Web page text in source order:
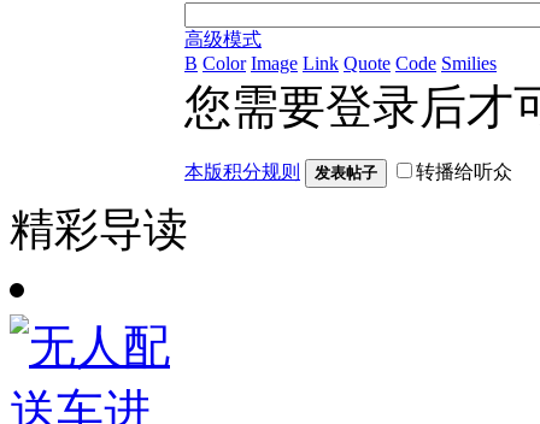
高级模式
B Color Image Link Quote Code Smilies
您需要登录后才
本版积分规则 发表帖子 转播给听众
精彩导读